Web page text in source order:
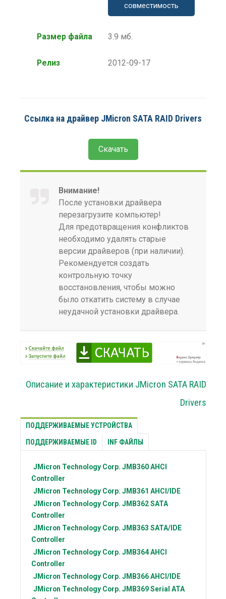
совместимость
Размер файла 3.9 мб.
Релиз 2012-09-17
Ссылка на драйвер JMicron SATA RAID Drivers
Скачать
Внимание!
После установки драйвера
перезагрузите компьютер!
Для предотвращения конфликтов
необходимо удалять старые
версии драйверов (при наличии).
Рекомендуется создать
контрольную точку
восстановления, чтобы можно
было откатить систему в случае
неудачной установки драйвера.
Описание и характеристики JMicron SATA RAID
Drivers
ПОДДЕРЖИВАЕМЫЕ УСТРОЙСТВА
ПОДДЕРЖИВАЕМЫЕ ID INF ФАЙЛЫ
JMicron Technology Corp. JMB360 AHCI
Controller
JMicron Technology Corp. JMB361 AHCI/IDE
JMicron Technology Corp. JMB362 SATA
Controller
JMicron Technology Corp. JMB363 SATA/IDE
Controller
JMicron Technology Corp. JMB364 AHCI
Controller
JMicron Technology Corp. JMB366 AHCI/IDE
JMicron Technology Corp. JMB369 Serial ATA